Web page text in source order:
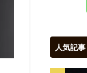
人気記事